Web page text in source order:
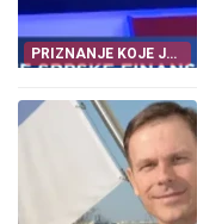
PRIZNANJE KOJE JE
ODJEKNULO